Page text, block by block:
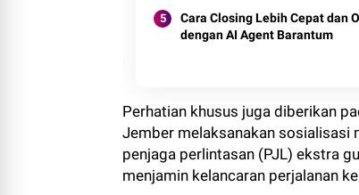
Cara Closing Lebih Cepat dan
dengan AI Agent Barantum
Perhatian khusus juga diberikan
Jember melaksanakan sosialisasi
penjaga perlintasan (PJL) ekstra
menjamin kelancaran perjalanan